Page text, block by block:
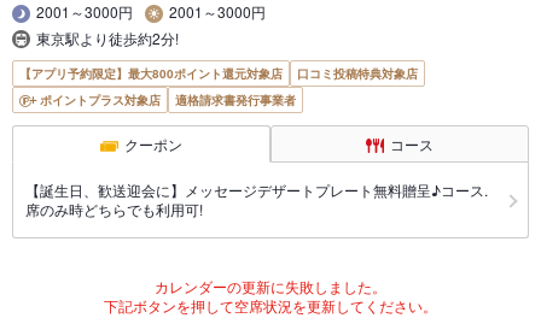
2001～3000円
2001～3000円
東京駅より徒歩約2分!
【アプリ予約限定】最大800ポイント還元対象店
口コミ投稿特典対象店
ポイントプラス対象店
適格請求書発行事業者
クーポン コース
【誕生日、歓送迎会に】メッセージデザートプレート無料贈呈♪コース.
席のみ時どちらでも利用可!
カレンダーの更新に失敗しました。
下記ボタンを押して空席状況を更新してください。